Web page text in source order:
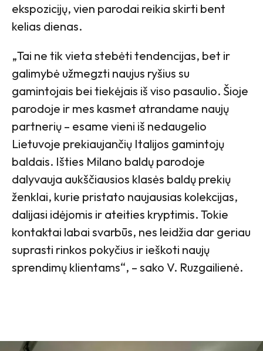
ekspozicijų, vien parodai reikia skirti bent
kelias dienas.
„Tai ne tik vieta stebėti tendencijas, bet ir
galimybė užmegzti naujus ryšius su
gamintojais bei tiekėjais iš viso pasaulio. Šioje
parodoje ir mes kasmet atrandame naujų
partnerių – esame vieni iš nedaugelio
Lietuvoje prekiaujančių Italijos gamintojų
baldais. Išties Milano baldų parodoje
dalyvauja aukščiausios klasės baldų prekių
ženklai, kurie pristato naujausias kolekcijas,
dalijasi idėjomis ir ateities kryptimis. Tokie
kontaktai labai svarbūs, nes leidžia dar geriau
suprasti rinkos pokyčius ir ieškoti naujų
sprendimų klientams“, – sako V. Ruzgailienė.